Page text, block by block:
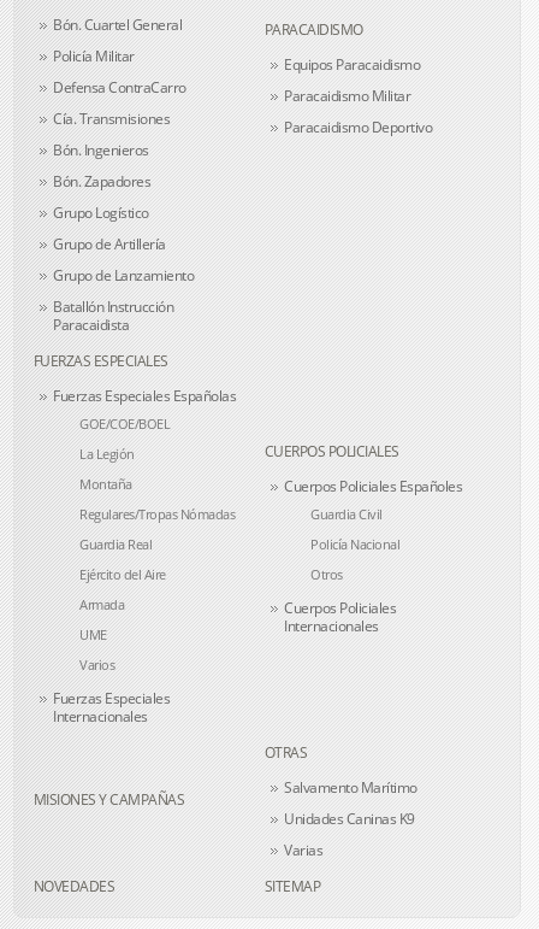
Bón. Cuartel General
Policía Militar
Defensa ContraCarro
Cía. Transmisiones
Bón. Ingenieros
Bón. Zapadores
Grupo Logístico
Grupo de Artillería
Grupo de Lanzamiento
Batallón Instrucción
Paracaidista
PARACAIDISMO
Equipos Paracaidismo
Paracaidismo Militar
Paracaidismo Deportivo
FUERZAS ESPECIALES
Fuerzas Especiales Españolas
GOE/COE/BOEL
La Legión
Montaña
Regulares/Tropas Nómadas
Guardia Real
Ejército del Aire
Armada
UME
Varios
Fuerzas Especiales
Internacionales
CUERPOS POLICIALES
Cuerpos Policiales Españoles
Guardia Civil
Policía Nacional
Otros
Cuerpos Policiales
Internacionales
MISIONES Y CAMPAÑAS
OTRAS
Salvamento Marítimo
Unidades Caninas K9
Varias
NOVEDADES
SITEMAP